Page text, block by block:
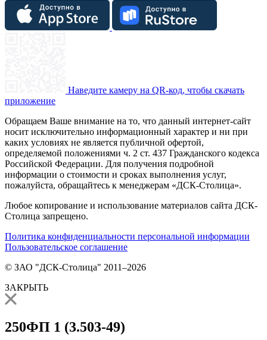
Наведите камеру на QR-код, чтобы скачать
приложение
Обращаем Ваше внимание на то, что данный интернет-сайт
носит исключительно информационный характер и ни при
каких условиях не является публичной офертой,
определяемой положениями ч. 2 ст. 437 Гражданского кодекса
Российской Федерации. Для получения подробной
информации о стоимости и сроках выполнения услуг,
пожалуйста, обращайтесь к менеджерам «ДСК-Столица».
Любое копирование и использование материалов сайта ДСК-
Столица запрещено.
Политика конфиденциальности персональной информации
Пользовательское соглашение
© ЗАО "ДСК-Столица" 2011–2026
ЗАКРЫТЬ
250ФП 1 (3.503-49)